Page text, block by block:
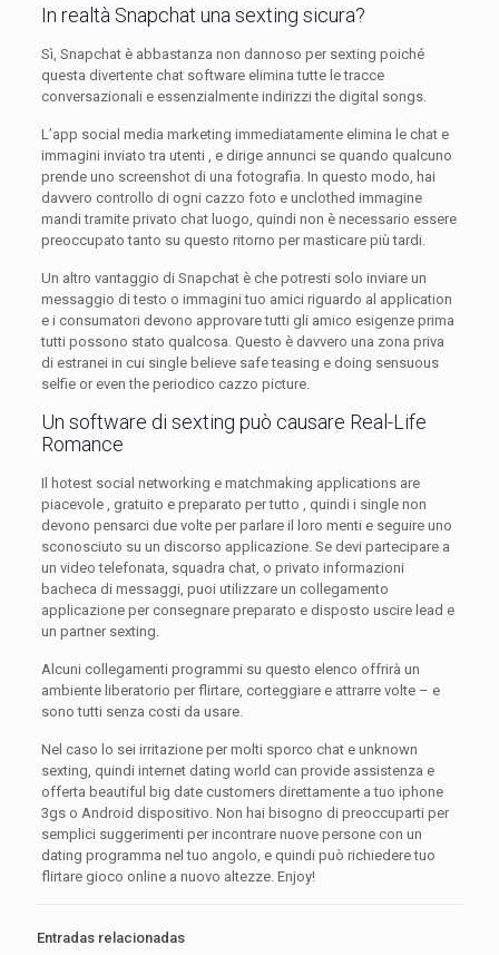
In realtà Snapchat una sexting sicura?
Sì, Snapchat è abbastanza non dannoso per sexting poiché
questa divertente chat software elimina tutte le tracce
conversazionali e essenzialmente indirizzi the digital songs.
L’app social media marketing immediatamente elimina le chat e
immagini inviato tra utenti , e dirige annunci se quando qualcuno
prende uno screenshot di una fotografia. In questo modo, hai
davvero controllo di ogni cazzo foto e unclothed immagine
mandi tramite privato chat luogo, quindi non è necessario essere
preoccupato tanto su questo ritorno per masticare più tardi.
Un altro vantaggio di Snapchat è che potresti solo inviare un
messaggio di testo o immagini tuo amici riguardo al application
e i consumatori devono approvare tutti gli amico esigenze prima
tutti possono stato qualcosa. Questo è davvero una zona priva
di estranei in cui single believe safe teasing e doing sensuous
selfie or even the periodico cazzo picture.
Un software di sexting può causare Real-Life
Romance
Il hotest social networking e matchmaking applications are
piacevole , gratuito e preparato per tutto , quindi i single non
devono pensarci due volte per parlare il loro menti e seguire uno
sconosciuto su un discorso applicazione. Se devi partecipare a
un video telefonata, squadra chat, o privato informazioni
bacheca di messaggi, puoi utilizzare un collegamento
applicazione per consegnare preparato e disposto uscire lead e
un partner sexting.
Alcuni collegamenti programmi su questo elenco offrirà un
ambiente liberatorio per flirtare, corteggiare e attrarre volte – e
sono tutti senza costi da usare.
Nel caso lo sei irritazione per molti sporco chat e unknown
sexting, quindi internet dating world can provide assistenza e
offerta beautiful big date customers direttamente a tuo iphone
3gs o Android dispositivo. Non hai bisogno di preoccuparti per
semplici suggerimenti per incontrare nuove persone con un
dating programma nel tuo angolo, e quindi può richiedere tuo
flirtare gioco online a nuovo altezze. Enjoy!
Entradas relacionadas